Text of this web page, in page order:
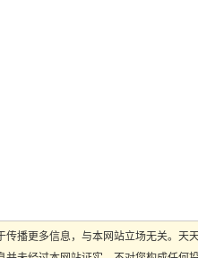
播更多信息，与本网站立场无关。